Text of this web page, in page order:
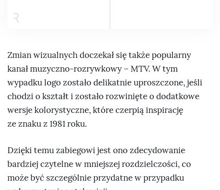
Zmian wizualnych doczekał się także popularny
kanał muzyczno-rozrywkowy – MTV. W tym
wypadku logo zostało delikatnie uproszczone, jeśli
chodzi o kształt i zostało rozwinięte o dodatkowe
wersje kolorystyczne, które czerpią inspirację
ze znaku z 1981 roku.
Dzięki temu zabiegowi jest ono zdecydowanie
bardziej czytelne w mniejszej rozdzielczości, co
może być szczególnie przydatne w przypadku